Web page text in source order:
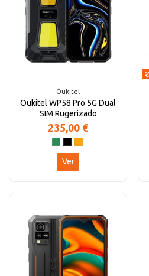
Oukitel
Oukitel WP58 Pro 5G Dual
SIM Rugerizado
235,00 €
Ver